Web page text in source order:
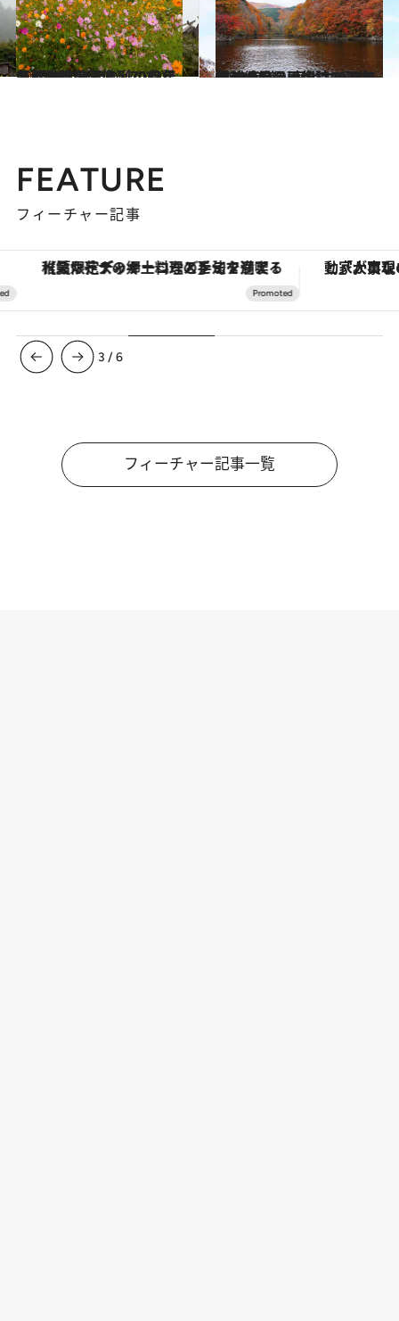
2023.10.19
【秋の絶景画像】2023年版 近畿エリアの秋の絶景＆風物詩の画像（70点）
旅＆お出かけ 2023.10.12
【秋の絶景画像】2023年版 北海道・東北エリアの秋の絶景＆風物詩の画像（70点）
旅＆お出かけ
FEATURE
フィーチャー記事
【夏限定ディナーコース】旬を迎える稚鮎や花ズッキーニなどをイタリア・トスカーナの郷土料理の手法で満喫！
3 /6
フィーチャー記事一覧